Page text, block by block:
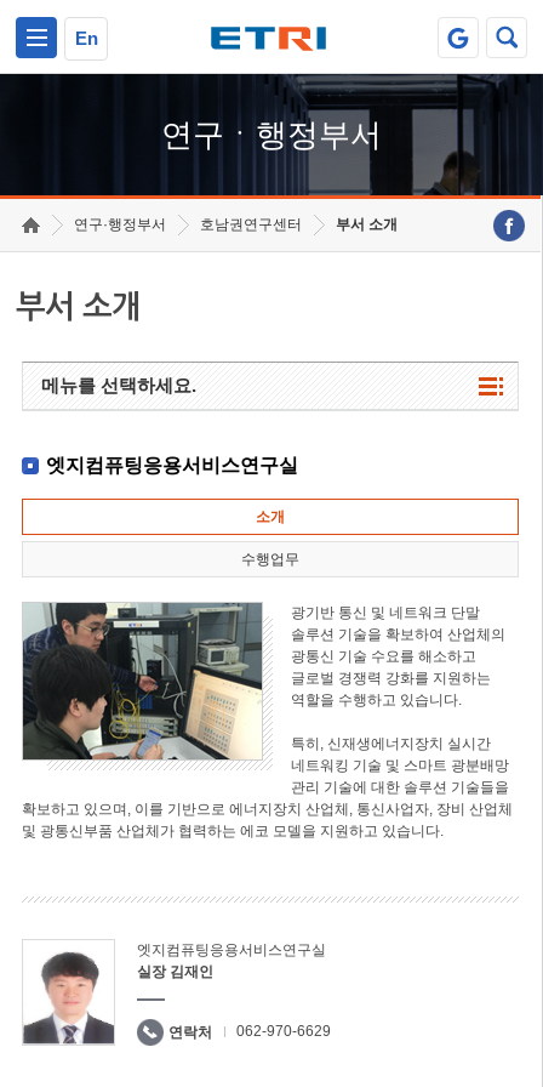
En
연구ㆍ행정부서
연구·행정부서 호남권연구센터 부서 소개
부서 소개
메뉴를 선택하세요.
엣지컴퓨팅응용서비스연구실
소개
수행업무
광기반 통신 및 네트워크 단말
솔루션 기술을 확보하여 산업체의
광통신 기술 수요를 해소하고
글로벌 경쟁력 강화를 지원하는
역할을 수행하고 있습니다.
특히, 신재생에너지장치 실시간
네트워킹 기술 및 스마트 광분배망
관리 기술에 대한 솔루션 기술들을
확보하고 있으며, 이를 기반으로 에너지장치 산업체, 통신사업자, 장비 산업체
및 광통신부품 산업체가 협력하는 에코 모델을 지원하고 있습니다.
엣지컴퓨팅응용서비스연구실
실장 김재인
연락처 062-970-6629